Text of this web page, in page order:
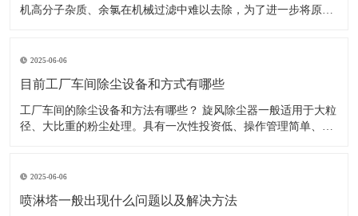
机高分子杂质、余氯在机械过滤中难以去除，为了进一步将原水
是由于其结构中存在大量孔径在20-50埃的微孔和
2025-06-06
目前工厂车间除尘设备和方式有哪些
工厂车间的除尘设备和方法有哪些？ 旋风除尘器一般适用于大粒
径、大比重的粉尘处理。具有一次性投资低、操作管理简单、集
污染，除尘效率也高，清灰更加方便。
2025-06-06
喷淋塔一般出现什么问题以及解决方法